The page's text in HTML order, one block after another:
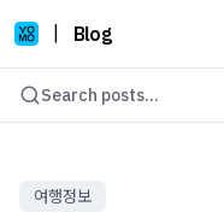
Blog
Search posts...
여행정보